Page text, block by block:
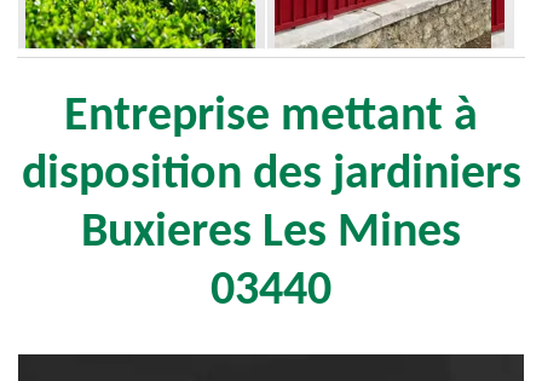
Entreprise mettant à
disposition des jardiniers
Buxieres Les Mines
03440